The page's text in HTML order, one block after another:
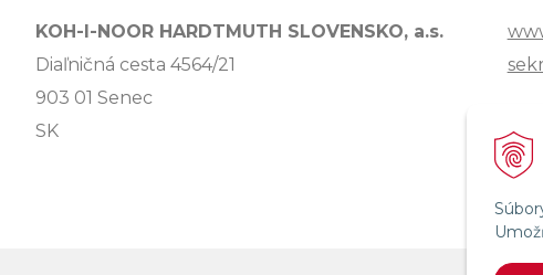
KOH-I-NOOR HARDTMUTH SLOVENSKO, a.s.
Diaľničná cesta 4564/21
903 01 Senec
SK
Tel: